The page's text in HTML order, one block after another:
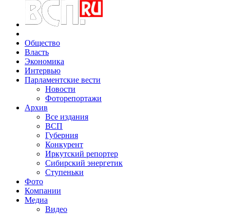
Общество
Власть
Экономика
Интервью
Парламентские вести
Новости
Фоторепортажи
Архив
Все издания
ВСП
Губерния
Конкурент
Иркутский репортер
Сибирский энергетик
Ступеньки
Фото
Компании
Медиа
Видео